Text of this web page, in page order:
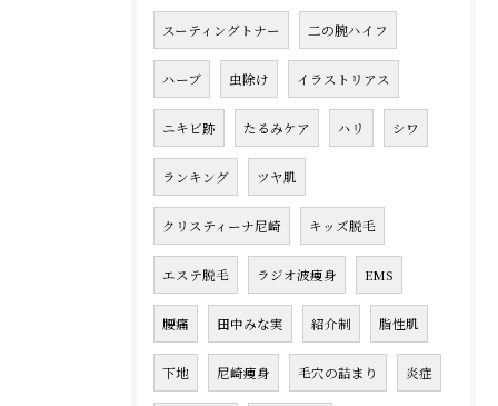
スーティングトナー 二の腕ハイフ
ハーブ 虫除け イラストリアス
ニキビ跡 たるみケア ハリ シワ
ランキング ツヤ肌
クリスティーナ尼崎 キッズ脱毛
エステ脱毛 ラジオ波痩身 EMS
腰痛 田中みな実 紹介制 脂性肌
下地 尼崎痩身 毛穴の詰まり 炎症